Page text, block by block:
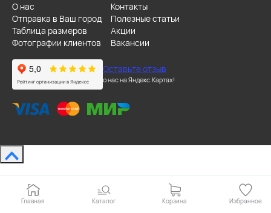
О нас
Контакты
Отправка в Ваш город
Полезные статьи
Таблица размеров
Акции
Фотографии клиентов
Вакансии
Оставьте отзыв
о нас на Яндекс.Картах!
Главная Каталог Корзина Избранное